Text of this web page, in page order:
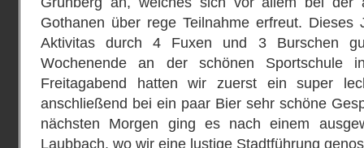
Gothanen über rege Teilnahme erfreut.
Aktivitas durch 4 Fuxen und 3 Burschen
Wochenende an der schönen Sportschule
Freitagabend hatten wir zuerst ein super
anschließend bei ein paar Bier sehr schöne
nächsten Morgen ging es nach einem
Laubbach, wo wir eine lustige Stadtführung